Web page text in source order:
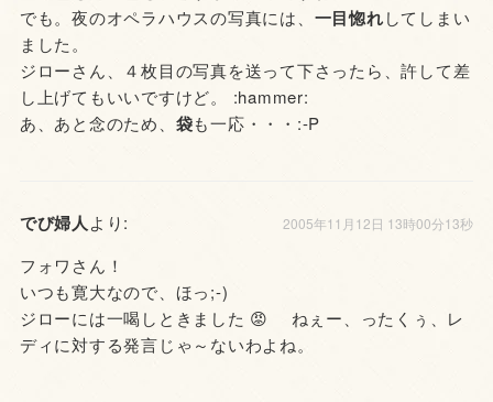
でも。夜のオペラハウスの写真には、 一目惚れしてしまい
ました。
ジローさん、４枚目の写真を送って下さったら、許して差
し上げてもいいですけど。 :hammer:
あ、あと念のため、 袋も一応・・・:-P
でび婦人より: 2005年11月12日 13時00分13秒
フォワさん！
いつも寛大なので、ほっ;-)
ジローには一喝しときました 😡 ねぇー、ったくぅ、レ
ディに対する発言じゃ～ないわよね。